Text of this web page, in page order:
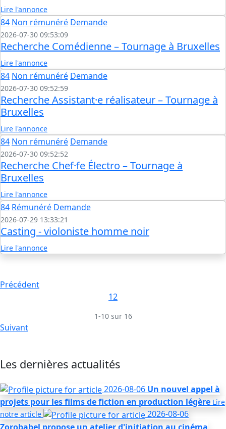
Lire l'annonce
84 Non rémunéré Demande
2026-07-30 09:53:09
Recherche Comédienne – Tournage à Bruxelles
Lire l'annonce
84 Non rémunéré Demande
2026-07-30 09:52:59
Recherche Assistant·e réalisateur – Tournage à
Bruxelles
Lire l'annonce
84 Non rémunéré Demande
2026-07-30 09:52:52
Recherche Chef·fe Électro – Tournage à
Bruxelles
Lire l'annonce
84 Rémunéré Demande
2026-07-29 13:33:21
Casting - violoniste homme noir
Lire l'annonce
Précédent
12
1-10 sur 16
Suivant
Les dernières actualités
2026-08-06 Un nouvel appel à
projets pour les films de fiction en production légère Lire
notre article
2026-08-06